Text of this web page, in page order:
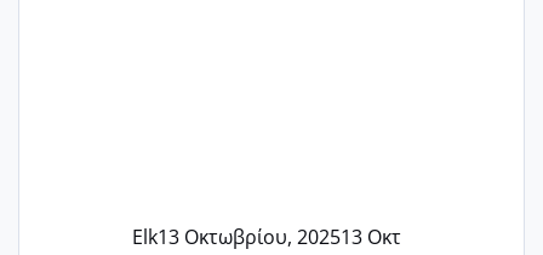
Elk13 Οκτωβρίου, 202513 Οκτ